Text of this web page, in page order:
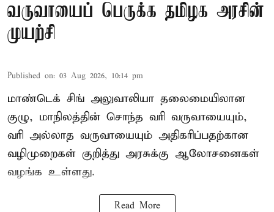
வருவாயைப் பெருக்க தமிழக அரசின்
முயற்சி
Published on: 03 Aug 2026, 10:14 pm
மாண்டெக் சிங் அலுவாலியா தலைமையிலான
குழு, மாநிலத்தின் சொந்த வரி வருவாயையும்,
வரி அல்லாத வருவாயையும் அதிகரிப்பதற்கான
வழிமுறைகள் குறித்து அரசுக்கு ஆலோசனைகள்
வழங்க உள்ளது.
Read More